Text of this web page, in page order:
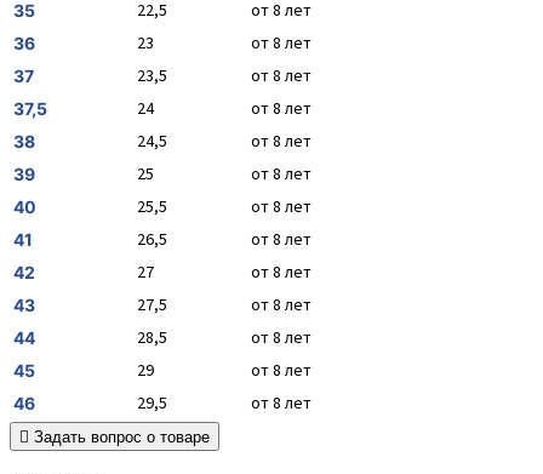
35 22,5 от 8 лет
36 23 от 8 лет
37 23,5 от 8 лет
37,5 24 от 8 лет
38 24,5 от 8 лет
39 25 от 8 лет
40 25,5 от 8 лет
41 26,5 от 8 лет
42 27 от 8 лет
43 27,5 от 8 лет
44 28,5 от 8 лет
45 29 от 8 лет
46 29,5 от 8 лет
Задать вопрос о товаре